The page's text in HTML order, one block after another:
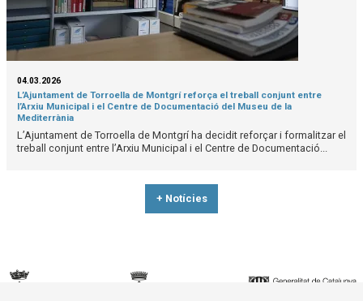
04.03.2026
L’Ajuntament de Torroella de Montgrí reforça el treball conjunt entre
l’Arxiu Municipal i el Centre de Documentació del Museu de la
Mediterrània
L’Ajuntament de Torroella de Montgrí ha decidit reforçar i formalitzar el
treball conjunt entre l’Arxiu Municipal i el Centre de Documentació...
+ Notícies